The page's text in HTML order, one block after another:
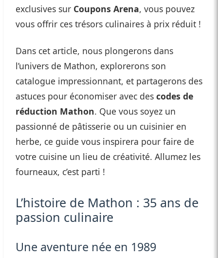
exclusives sur Coupons Arena, vous pouvez
vous offrir ces trésors culinaires à prix réduit !
Dans cet article, nous plongerons dans
l’univers de Mathon, explorerons son
catalogue impressionnant, et partagerons des
astuces pour économiser avec des codes de
réduction Mathon. Que vous soyez un
passionné de pâtisserie ou un cuisinier en
herbe, ce guide vous inspirera pour faire de
votre cuisine un lieu de créativité. Allumez les
fourneaux, c’est parti !
L’histoire de Mathon : 35 ans de
passion culinaire
Une aventure née en 1989